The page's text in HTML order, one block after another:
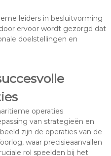
leiders in besluitvorming
ervoor wordt gezorgd dat
doelstellingen en
operaties
van strategieën en
zijn de operaties van de
waar precisieaanvallen
rol speelden bij het